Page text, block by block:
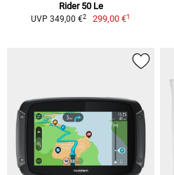
Rider 50 Le
UVP 349,00 €2 299,00 €1